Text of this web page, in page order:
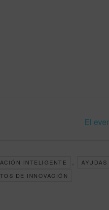
El
INTELIGENTE AYUDAS
DE INNOVACIÓN